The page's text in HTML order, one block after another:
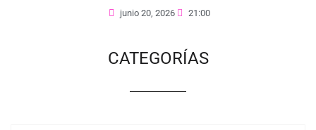
junio 20, 2026 21:00
CATEGORÍAS